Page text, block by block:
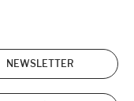
NEWSLETTER